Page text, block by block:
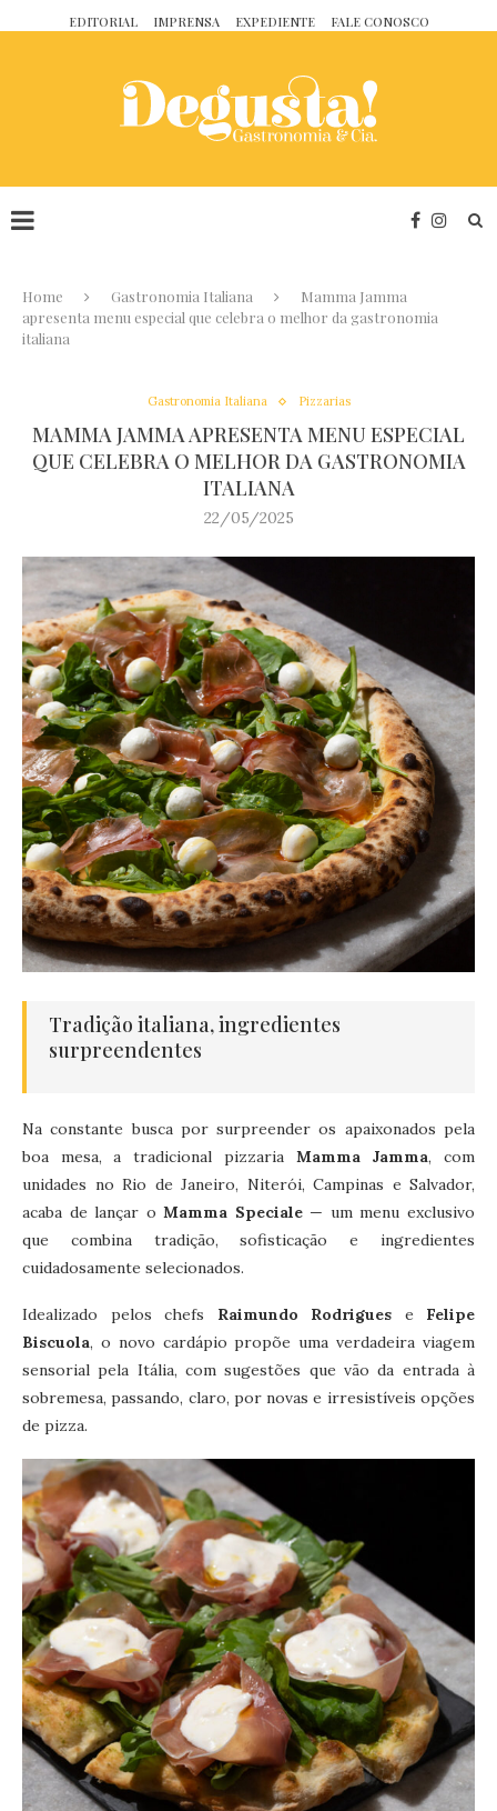
EDITORIAL IMPRENSA EXPEDIENTE FALE CONOSCO
Home Gastronomia Italiana
Mamma Jamma
apresenta menu especial que celebra o melhor da gastronomia
italiana
Gastronomia Italiana Pizzarias
MAMMA JAMMA APRESENTA MENU ESPECIAL
QUE CELEBRA O MELHOR DA GASTRONOMIA
ITALIANA
22/05/2025
Tradição italiana, ingredientes
surpreendentes
Na constante busca por surpreender os apaixonados pela
boa mesa, a tradicional pizzaria Mamma Jamma, com
unidades no Rio de Janeiro, Niterói, Campinas e Salvador,
acaba de lançar oMamma Speciale— um menu exclusivo
que combina tradição, sofisticação e ingredientes
cuidadosamente selecionados.
Idealizado pelos chefs Raimundo Rodrigues e Felipe
Biscuola, o novo cardápio propõe uma verdadeira viagem
sensorial pela Itália, com sugestões que vão da entrada à
sobremesa, passando, claro, por novas e irresistíveis opções
de pizza.